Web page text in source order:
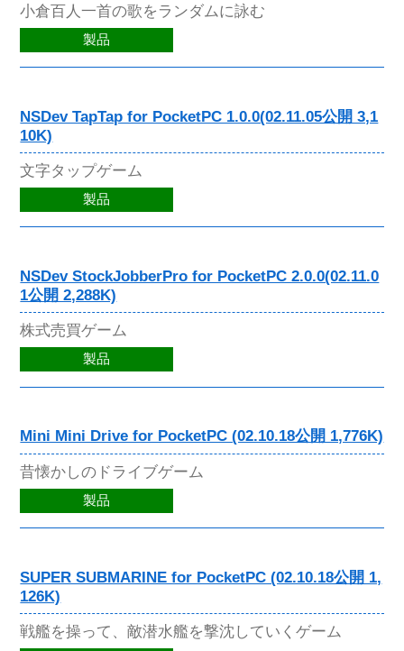
小倉百人一首の歌をランダムに詠む
製品
NSDev TapTap for PocketPC 1.0.0(02.11.05公開 3,1
10K)
文字タップゲーム
製品
NSDev StockJobberPro for PocketPC 2.0.0(02.11.0
1公開 2,288K)
株式売買ゲーム
製品
Mini Mini Drive for PocketPC (02.10.18公開 1,776K)
昔懐かしのドライブゲーム
製品
SUPER SUBMARINE for PocketPC (02.10.18公開 1,
126K)
戦艦を操って、敵潜水艦を撃沈していくゲーム